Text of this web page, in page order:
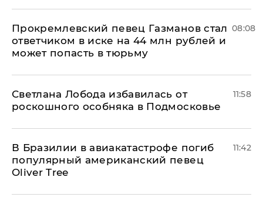
Прокремлевский певец Газманов стал
ответчиком в иске на 44 млн рублей и
может попасть в тюрьму
08:08
Светлана Лобода избавилась от
роскошного особняка в Подмосковье
11:58
В Бразилии в авиакатастрофе погиб
популярный американский певец
Oliver Tree
11:42